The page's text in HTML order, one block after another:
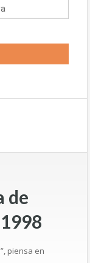
de
piensa en